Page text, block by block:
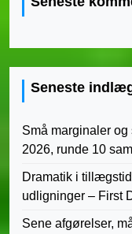
Seneste
Små marginaler
2026, runde 10
Dramatik i
udligninger – First
Sene afgørelser,